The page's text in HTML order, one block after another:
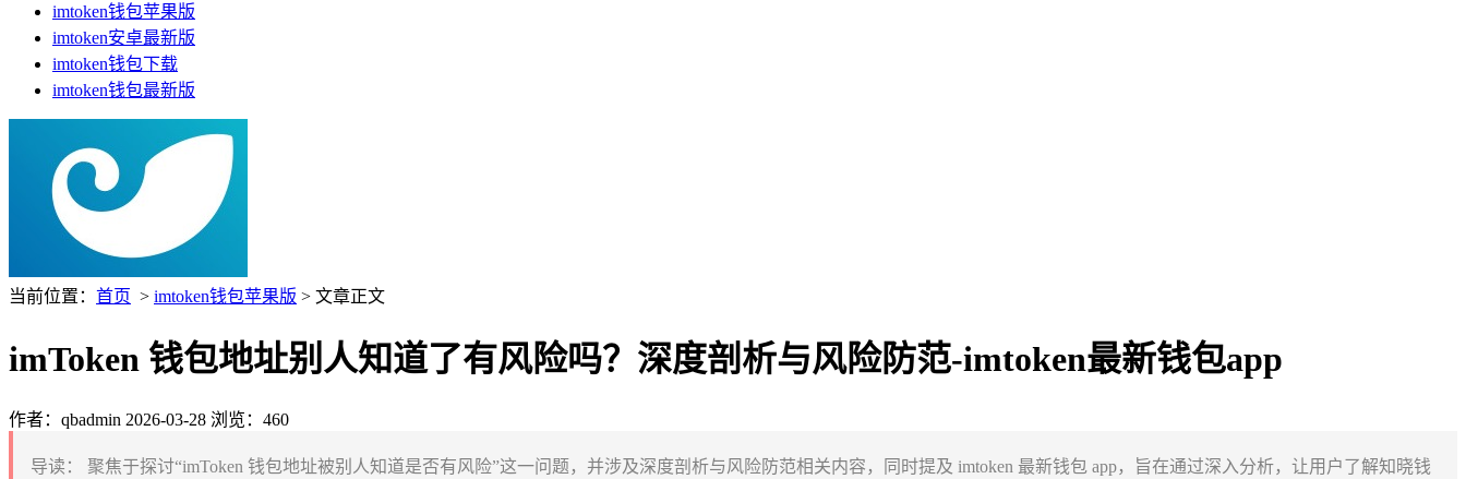
imtoken钱包苹果版
imtoken安卓最新版
imtoken钱包下载
imtoken钱包最新版
当前位置： 首页 > imtoken钱包苹果版 > 文章正文
imToken 钱包地址别人知道了有风险吗？深度剖析与风险防范-imtoken最新钱包app
作者：qbadmin 2026-03-28 浏览：460
导读：
聚焦于探讨“imToken 钱包地址被别人知道是否有风险”这一问题，并涉及深度剖析与风险防范相关内容，同时提及 imtoken 最新钱包 app，旨在通过深入分析，让用户了解知晓钱